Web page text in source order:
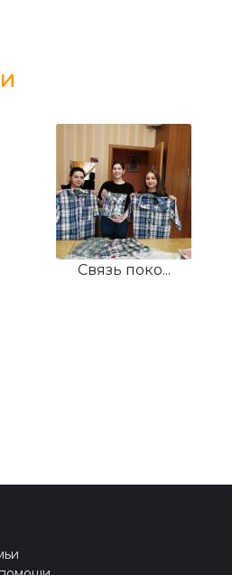
Связь поко...